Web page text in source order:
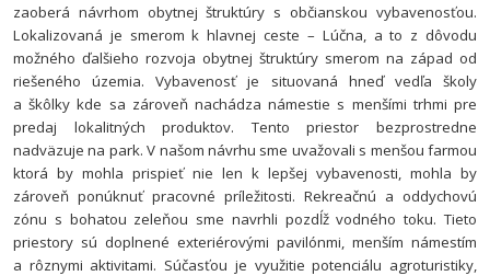
zaoberá návrhom obytnej štruktúry s občianskou vybavenosťou.
Lokalizovaná je smerom k hlavnej ceste – Lúčna, a to z dôvodu
možného ďalšieho rozvoja obytnej štruktúry smerom na západ od
riešeného územia. Vybavenosť je situovaná hneď vedľa školy
a škôlky kde sa zároveň nachádza námestie s menšími trhmi pre
predaj lokalitných produktov. Tento priestor bezprostredne
nadväzuje na park. V našom návrhu sme uvažovali s menšou farmou
ktorá by mohla prispieť nie len k lepšej vybavenosti, mohla by
zároveň ponúknuť pracovné príležitosti. Rekreačnú a oddychovú
zónu s bohatou zeleňou sme navrhli pozdĺž vodného toku. Tieto
priestory sú doplnené exteriérovými pavilónmi, menším námestím
a rôznymi aktivitami. Súčasťou je využitie potenciálu agroturistiky,